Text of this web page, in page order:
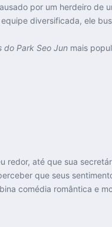
por um herdeiro de
diversificada, ele
do Park Seo Jun mais
até que sua
que seus
comédia romântica e